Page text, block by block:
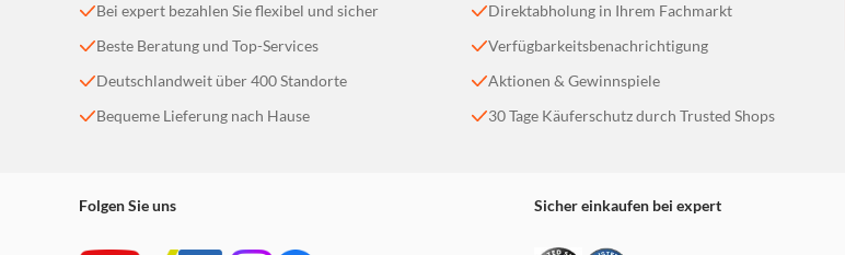
Bei expert bezahlen Sie flexibel und sicher
Beste Beratung und Top-Services
Deutschlandweit über 400 Standorte
Bequeme Lieferung nach Hause
Direktabholung in Ihrem Fachmarkt
Verfügbarkeitsbenachrichtigung
Aktionen & Gewinnspiele
30 Tage Käuferschutz durch Trusted Shops
Folgen Sie uns Sicher einkaufen bei expert